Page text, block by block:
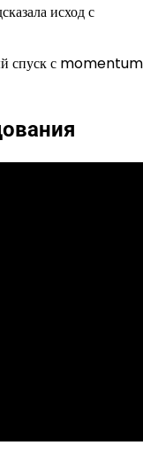
исход с
спуск с momentum